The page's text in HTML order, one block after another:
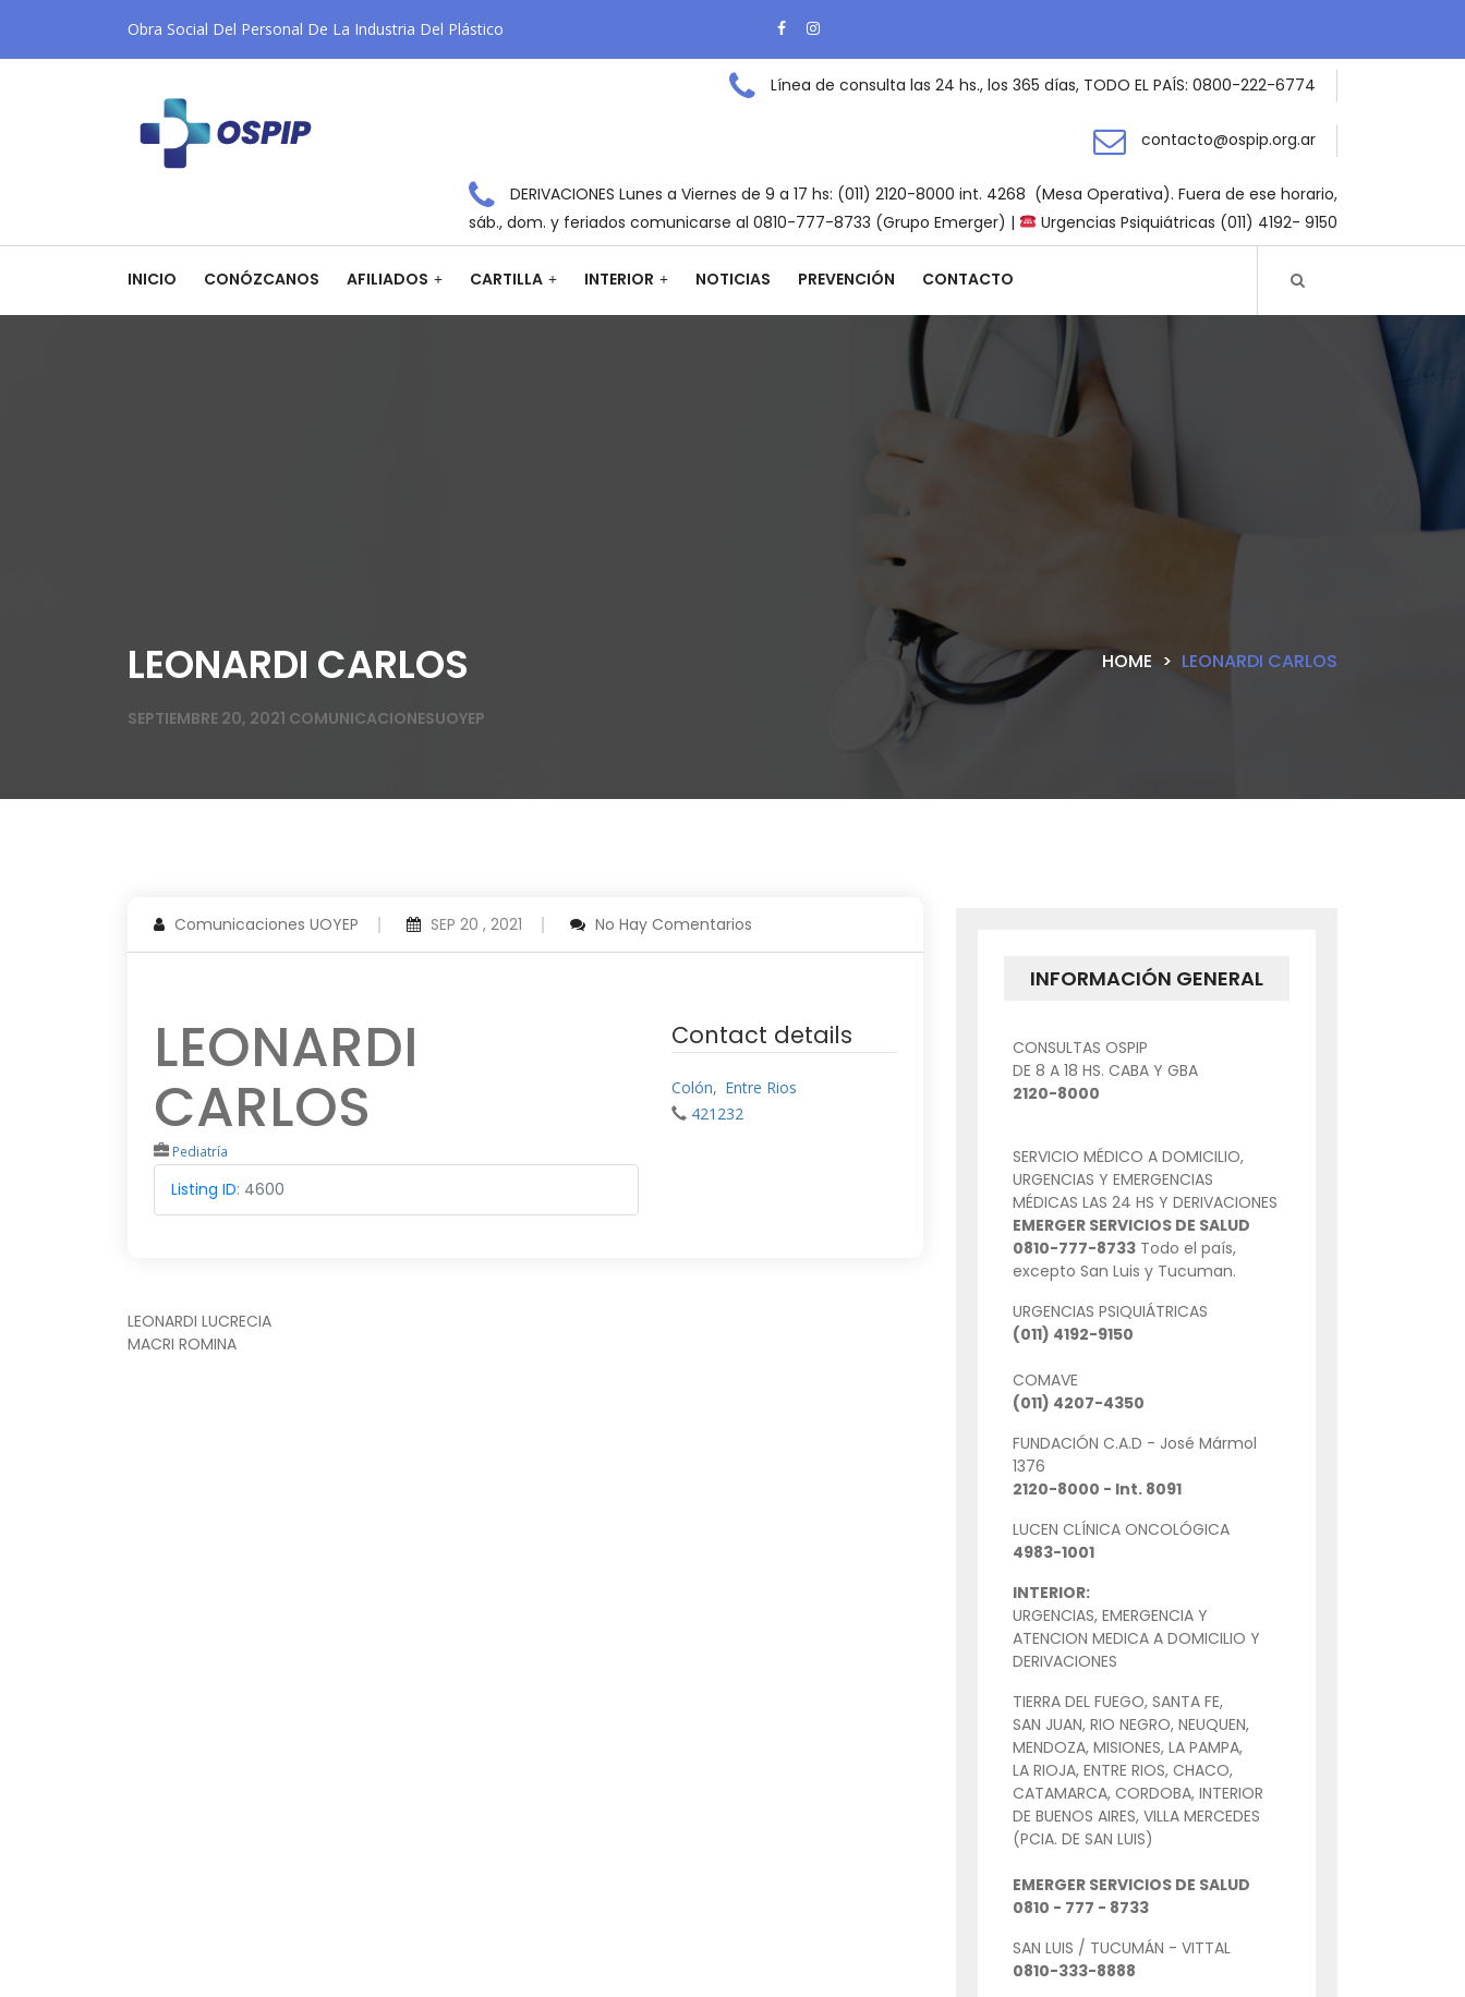
Obra Social Del Personal De La Industria Del Plástico
Línea de consulta las 24 hs., los 365 días, TODO EL PAÍS: 0800-222-6774
contacto@ospip.org.ar
DERIVACIONES Lunes a Viernes de 9 a 17 hs: (011) 2120-8000 int. 4268 (Mesa Operativa). Fuera de ese horario,
sáb., dom. y feriados comunicarse al 0810-777-8733 (Grupo Emerger) |
Urgencias Psiquiátricas (011) 4192- 9150
INICIO CONÓZCANOS AFILIADOS CARTILLA INTERIOR NOTICIAS PREVENCIÓN CONTACTO
LEONARDI CARLOS
SEPTIEMBRE 20, 2021 COMUNICACIONESUOYEP
HOME LEONARDI CARLOS
Comunicaciones UOYEP SEP 20 , 2021 No Hay Comentarios
LEONARDI
CARLOS
Pediatría
Listing ID: 4600
Contact details
Colón, Entre Rios
421232
NAVEGACIÓN
LEONARDI LUCRECIA
MACRI ROMINA
INFORMACIÓN GENERAL
CONSULTAS OSPIP
DE 8 A 18 HS. CABA Y GBA
2120-8000
SERVICIO MÉDICO A DOMICILIO,
URGENCIAS Y EMERGENCIAS
MÉDICAS LAS 24 HS Y DERIVACIONES
EMERGER SERVICIOS DE SALUD
0810-777-8733 Todo el país,
excepto San Luis y Tucuman.
URGENCIAS PSIQUIÁTRICAS
(011) 4192-9150
COMAVE
(011) 4207-4350
FUNDACIÓN C.A.D - José Mármol
1376
2120-8000 - Int. 8091
LUCEN CLÍNICA ONCOLÓGICA
4983-1001
INTERIOR:
URGENCIAS, EMERGENCIA Y
ATENCION MEDICA A DOMICILIO Y
DERIVACIONES
TIERRA DEL FUEGO, SANTA FE,
SAN JUAN, RIO NEGRO, NEUQUEN,
MENDOZA, MISIONES, LA PAMPA,
LA RIOJA, ENTRE RIOS, CHACO,
CATAMARCA, CORDOBA, INTERIOR
DE BUENOS AIRES, VILLA MERCEDES
(PCIA. DE SAN LUIS)
EMERGER SERVICIOS DE SALUD
0810 - 777 - 8733
SAN LUIS / TUCUMÁN - VITTAL
0810-333-8888